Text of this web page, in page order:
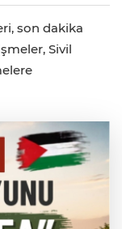
son dakika
Sivil